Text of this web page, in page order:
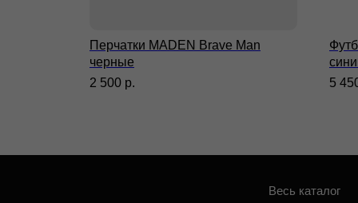
Перчатки MADEN Brave Man
черные
2 500 р.
5
ИП Гилёв Михаил
Доставка и оплата